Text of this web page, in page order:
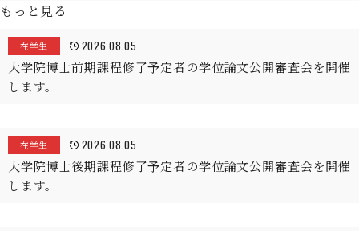
もっと見る
在学生 2026.08.05
大学院博士前期課程修了予定者の学位論文公開審査会を開催
します。
在学生 2026.08.05
大学院博士後期課程修了予定者の学位論文公開審査会を開催
します。